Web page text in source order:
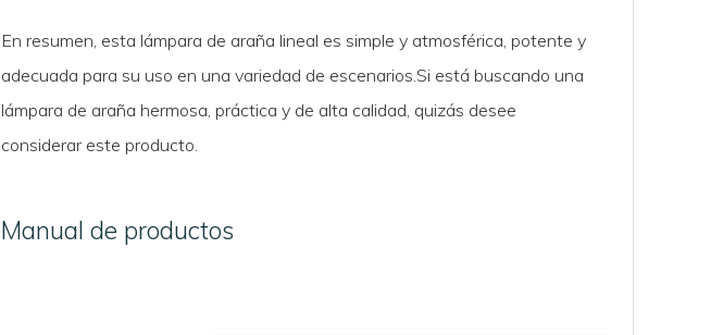
En resumen, esta lámpara de araña lineal es simple y atmosférica, potente y
adecuada para su uso en una variedad de escenarios.Si está buscando una
lámpara de araña hermosa, práctica y de alta calidad, quizás desee
considerar este producto.
Manual de productos